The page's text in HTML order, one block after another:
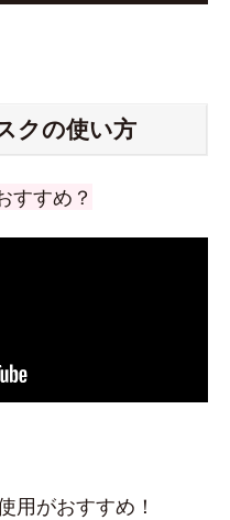
クの使い方
すすめ？
用がおすすめ！